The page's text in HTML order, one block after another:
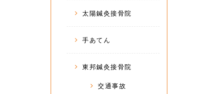
太陽鍼灸接骨院
手あてん
東邦鍼灸接骨院
交通事故